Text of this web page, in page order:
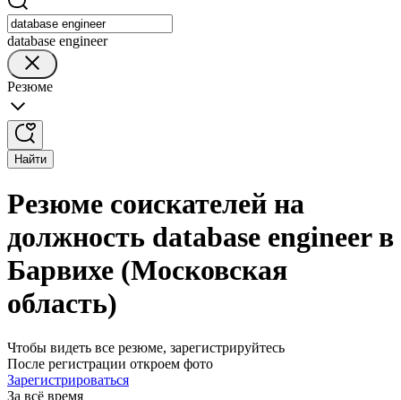
database engineer
Резюме
Найти
Резюме соискателей на
должность database engineer в
Барвихе (Московская
область)
Чтобы видеть все резюме, зарегистрируйтесь
После регистрации откроем фото
Зарегистрироваться
За всё время